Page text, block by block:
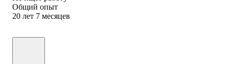
Общий опыт
20 лет 7 месяцев